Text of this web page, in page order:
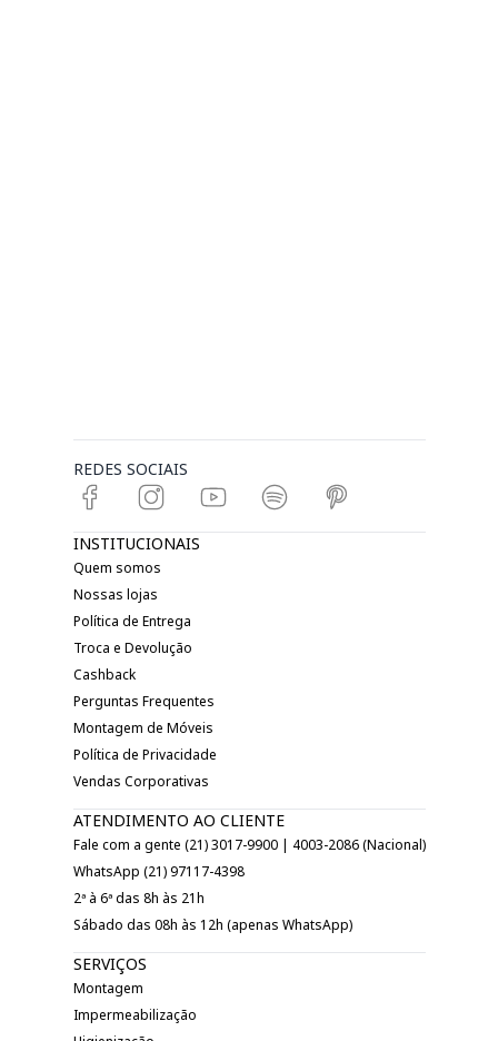
REDES SOCIAIS
INSTITUCIONAIS
Quem somos
Nossas lojas
Política de Entrega
Troca e Devolução
Cashback
Perguntas Frequentes
Montagem de Móveis
Política de Privacidade
Vendas Corporativas
ATENDIMENTO AO CLIENTE
Fale com a gente (21) 3017-9900 | 4003-2086 (Nacional)
WhatsApp (21) 97117-4398
2ª à 6ª das 8h às 21h
Sábado das 08h às 12h (apenas WhatsApp)
SERVIÇOS
Montagem
Impermeabilização